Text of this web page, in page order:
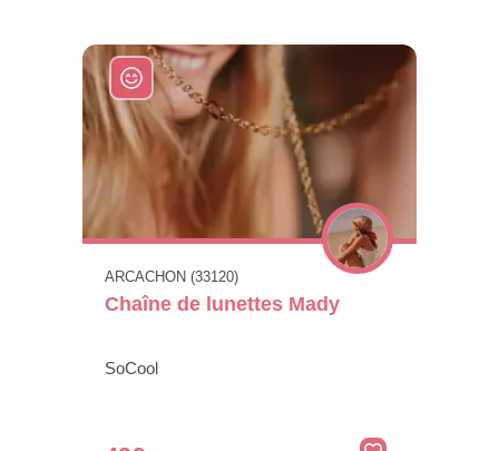
ARCACHON (33120)
Chaîne de lunettes Mady
SoCool